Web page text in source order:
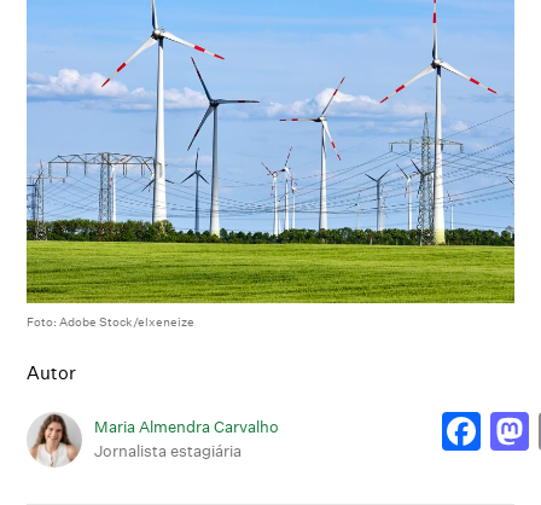
Foto: Adobe Stock/elxeneize
Autor
Maria Almendra Carvalho
Jornalista estagiária